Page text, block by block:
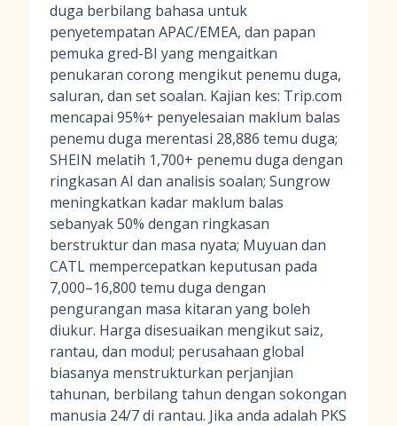
duga berbilang bahasa untuk
penyetempatan APAC/EMEA, dan papan
pemuka gred-BI yang mengaitkan
penukaran corong mengikut penemu duga,
saluran, dan set soalan. Kajian kes: Trip.com
mencapai 95%+ penyelesaian maklum balas
penemu duga merentasi 28,886 temu duga;
SHEIN melatih 1,700+ penemu duga dengan
ringkasan AI dan analisis soalan; Sungrow
meningkatkan kadar maklum balas
sebanyak 50% dengan ringkasan
berstruktur dan masa nyata; Muyuan dan
CATL mempercepatkan keputusan pada
7,000–16,800 temu duga dengan
pengurangan masa kitaran yang boleh
diukur. Harga disesuaikan mengikut saiz,
rantau, dan modul; perusahaan global
biasanya menstrukturkan perjanjian
tahunan, berbilang tahun dengan sokongan
manusia 24/7 di rantau. Jika anda adalah PKS